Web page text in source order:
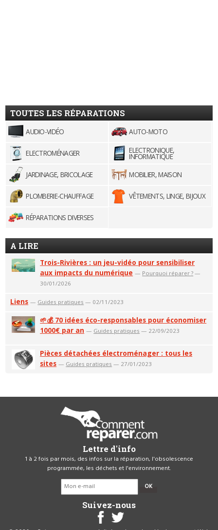
TOUTES LES RÉPARATIONS
AUDIO-VIDÉO AUTO-MOTO
ELECTROMÉNAGER ELECTRONIQUE,
INFORMATIQUE
JARDINAGE, BRICOLAGE
MOBILIER, MAISON
PLOMBERIE-CHAUFFAGE VÊTEMENTS, LINGE, BIJOUX
RÉPARATIONS DIVERSES
A LIRE
Trois-Rivières : un jeu-vidéo pour sensibiliser
aux impacts du numérique — Pourquoi réparer ? —
30/01/2026
Liens — Guides pratiques — 02/11/2023
🌱💰 70 idées éco-responsables pour économiser
1000€ par an — Guides pratiques — 22/09/2023
Pièces détachées électroménager : tous les
sites — Guides pratiques — 27/01/2023
Lettre d'info
1 à 2 fois par mois, des infos sur la réparation, l'obsolescence
programmée, les déchets et l'environnement.
OK
Suivez-nous